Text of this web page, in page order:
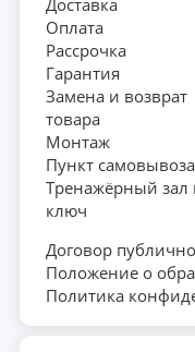
Оплата
Рассрочка
Гарантия
Замена и возврат
товара
Монтаж
Пункт самовывоза
Тренажёрный зал
ключ
Договор
Положение о
Политика